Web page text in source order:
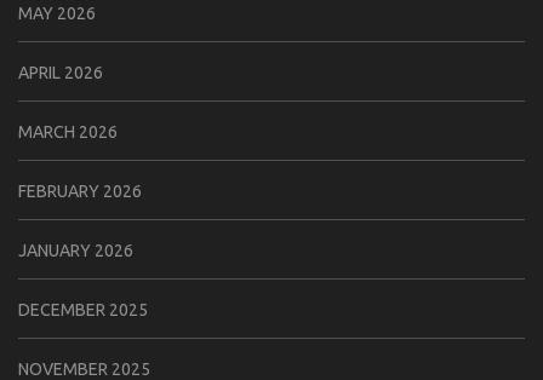
MAY 2026
APRIL 2026
MARCH 2026
FEBRUARY 2026
JANUARY 2026
DECEMBER 2025
NOVEMBER 2025